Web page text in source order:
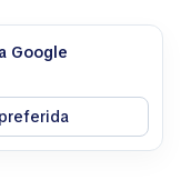
Google